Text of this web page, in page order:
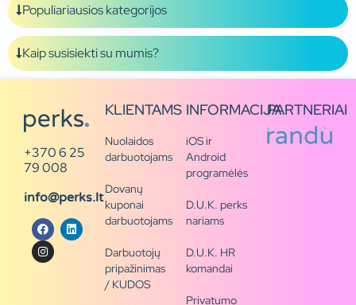
Populiariausios kategorijos
Kaip susisiekti su mumis?
+370 6 25
79 008
info@perks.lt
KLIENTAMS
Nuolaidos
darbuotojams
Dovanų
kuponai
darbuotojams
Darbuotojų
pripažinimas
/ KUDOS
INFORMACIJA
iOS ir
Android
programėlės
D.U.K. perks
nariams
D.U.K. HR
komandai
Privatumo
PARTNERIAI